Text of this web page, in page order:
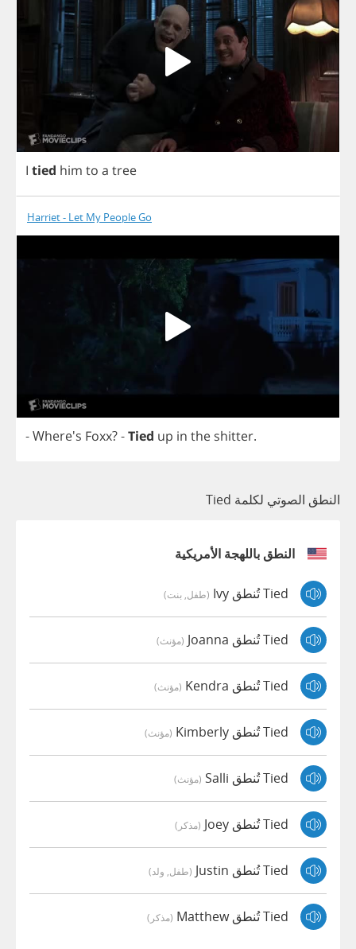
I tied him to a tree
Harriet - Let My People Go
- Where's Foxx?-Tied up in the shitter.
النطق الصوتي لكلمة Tied
النطق باللهجة الأمريكية
Tied تُنطق Ivy (طفل, بنت)
Tied تُنطق Joanna (مؤنث)
Tied تُنطق Kendra (مؤنث)
Tied تُنطق Kimberly (مؤنث)
Tied تُنطق Salli (مؤنث)
Tied تُنطق Joey (مذكر)
Tied تُنطق Justin (طفل, ولد)
Tied تُنطق Matthew (مذكر)